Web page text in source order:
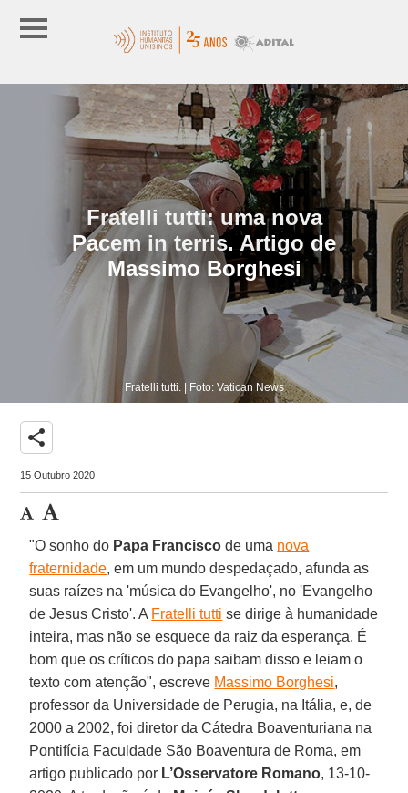
Fratelli tutti: uma nova
Pacem in terris. Artigo de
Massimo Borghesi
Fratelli tutti. | Foto: Vatican News
share
15 Outubro 2020
"O sonho do Papa Francisco de uma nova
fraternidade, em um mundo despedaçado, afunda as
suas raízes na 'música do Evangelho', no 'Evangelho
de Jesus Cristo'. A Fratelli tutti se dirige à humanidade
inteira, mas não se esquece da raiz da esperança. É
bom que os críticos do papa saibam disso e leiam o
texto com atenção", escreve Massimo Borghesi,
professor da Universidade de Perugia, na Itália, e, de
2000 a 2002, foi diretor da Cátedra Boaventuriana na
Pontifícia Faculdade São Boaventura de Roma, em
artigo publicado por L’Osservatore Romano, 13-10-